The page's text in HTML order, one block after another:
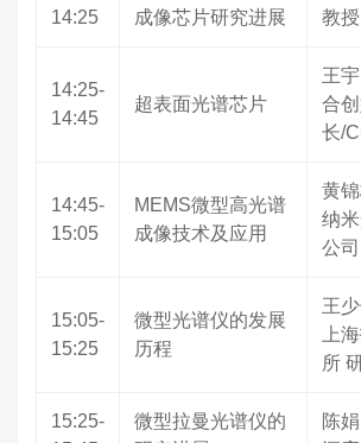
14:25
成像芯片研究进展
教授
14:25-
14:45
超表面光谱芯片
王
合
长/
14:45-
15:05
MEMS微型高光谱
成像技术及应用
黄
纳
公
15:05-
15:25
微型光谱仪的发展
历程
王
上
所
15:25-
微型拉曼光谱仪的
陈